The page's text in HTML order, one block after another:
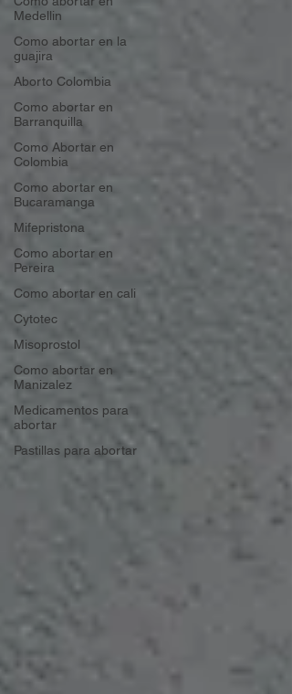
Medellin
Como abortar en la
guajira
Aborto Colombia
Como abortar en
Barranquilla
Como Abortar en
Colombia
Como abortar en
Bucaramanga
Mifepristona
Como abortar en
Pereira
Como abortar en cali
Cytotec
Misoprostol
Como abortar en
Manizalez
Medicamentos para
abortar
Pastillas para abortar